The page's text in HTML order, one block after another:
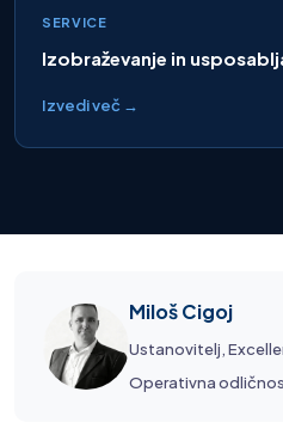
SERVICE
Izobraževanje in
Izvedi več →
Miloš Cigoj
Ustanovitelj,
Operativna